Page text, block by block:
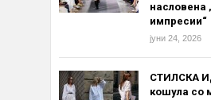
насловена
импресии“
јуни 24, 2026
СТИЛСКА
кошула со